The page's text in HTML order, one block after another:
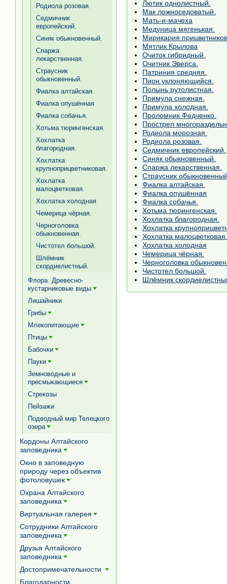
Лютик однолистный.
Мак ложноседоватый.
Мать-и-мачеха
Медуница мягенькая.
Мирикария
Мятлик Крылова
Очиток гибридный.
Очитник Эверса.
Патриния средняя.
Пион уклоняющийся.
Полынь рутолистная.
Примула снежная.
Примула холодная.
Проломник Федченко.
Прострел
Родиола морозная.
Родиола розовая.
Седмичник европейский.
Синяк обыкновенный.
Спаржа лекарственная.
Страусник обыкновенный.
Фиалка алтайская.
Фиалка опушённая
Фиалка собачья.
Хотьма тюрингенская.
Хохлатка благородная.
Хохлатка
Хохлатка малоцветковая.
Хохлатка холодная
Чемерица чёрная.
Черноголовка
Чистотел большой.
Шлёмник
Родиола розовая.
Седмичник
европейский.
Синяк обыкновенный.
Спаржа
лекарственная.
Страусник
обыкновенный.
Фиалка алтайская.
Фиалка опушённая
Фиалка собачья.
Хотьма тюрингенская.
Хохлатка
благородная.
Хохлатка
крупноприцветниковая.
Хохлатка
малоцветковая.
Хохлатка холодная
Чемерица чёрная.
Черноголовка
обыкновенная.
Чистотел большой.
Шлёмник
скордиелистный.
Флора. Древесно-
кустарниковые виды
Лишайники
Грибы
Млекопитающие
Птицы
Бабочки
Пауки
Земноводные и
пресмыкающиеся
Стрекозы
Пейзажи
Подводный мир Телецкого
озера
Кордоны Алтайского
заповедника
Окно в заповедную
природу через объектив
фотоловушек
Охрана Алтайского
заповедника
Виртуальная галерея
Сотрудники Алтайского
заповедника
Друзья Алтайского
заповедника
Достопримечательности
Благодарности